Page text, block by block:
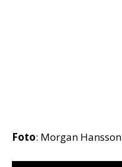
Foto: Morgan Hansson